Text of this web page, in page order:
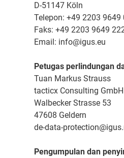
D-51147 Köln
Telepon: +49 2203 9649
Faks: +49 2203 9649
Email: info@igus.eu
Petugas perlindungan
Tuan Markus Strauss
tacticx Consulting GmbH
Walbecker Strasse 53
47608 Geldern
de-data-
Pengumpulan dan